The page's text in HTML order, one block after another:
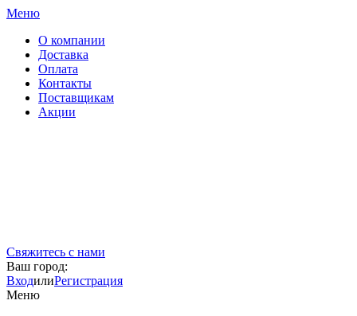
Меню
О компании
Доставка
Оплата
Контакты
Поставщикам
Акции
Свяжитесь с нами
Ваш город:
ВходилиРегистрация
Меню